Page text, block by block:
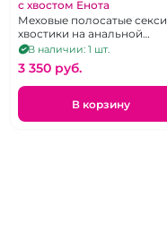
с хвостом Енота
Меховые полосатые секси
хвостики на анальной
пробочке без вибрации в
ассортименте
В наличии: 1 шт.
3 350 pуб.
В корзину